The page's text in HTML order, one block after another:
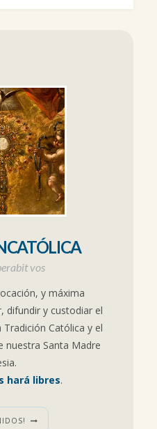
vos
y máxima
difundir y custodiar el
Católica y el
nuestra Santa Madre
hará libres.